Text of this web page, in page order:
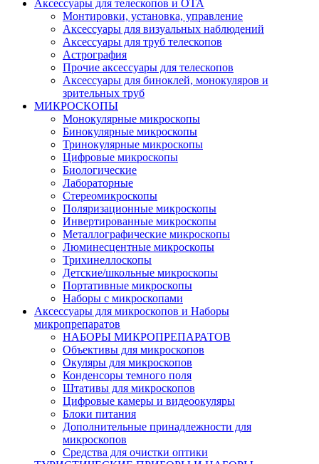
Аксессуары для телескопов и ОТА
Монтировки, установка, управление
Аксессуары для визуальных наблюдений
Аксессуары для труб телескопов
Астрография
Прочие аксессуары для телескопов
Аксессуары для биноклей, монокуляров и
зрительных труб
МИКРОСКОПЫ
Монокулярные микроскопы
Бинокулярные микроскопы
Тринокулярные микроскопы
Цифровые микроскопы
Биологические
Лабораторные
Стереомикроскопы
Поляризационные микроскопы
Инвертированные микроскопы
Металлографические микроскопы
Люминесцентные микроскопы
Трихинеллоскопы
Детские/школьные микроскопы
Портативные микроскопы
Наборы с микроскопами
Аксессуары для микроскопов и Наборы
микропрепаратов
НАБОРЫ МИКРОПРЕПАРАТОВ
Объективы для микроскопов
Окуляры для микроскопов
Конденсоры темного поля
Штативы для микроскопов
Цифровые камеры и видеоокуляры
Блоки питания
Дополнительные принадлежности для
микроскопов
Средства для очистки оптики